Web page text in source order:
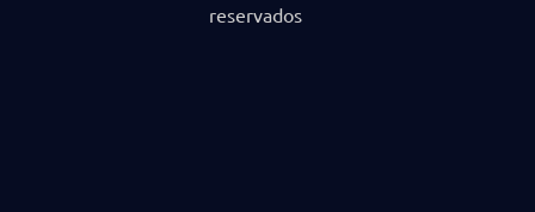
reservados